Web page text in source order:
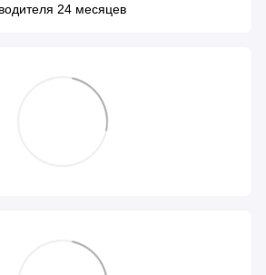
24 месяцев